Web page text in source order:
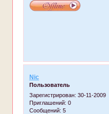
Nic
Пользователь
Зарегистрирован: 30-11-2009
Приглашений: 0
Сообщений: 5